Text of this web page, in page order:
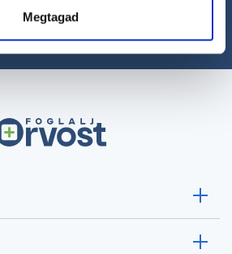
Megtagad
office@foglaljorvost.hu